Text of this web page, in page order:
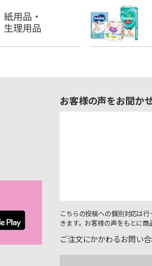
お客様の声をお聞か
こちらの投稿への個別対応は
きます。お客様の声をもとに商
ご注文にかかわるお問い